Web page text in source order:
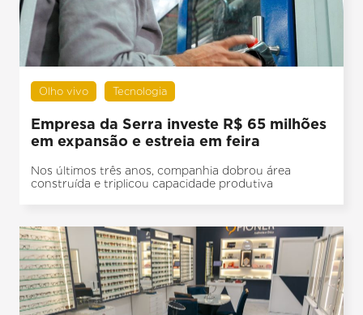
Olho vivo Tecnologia
Empresa da Serra investe R$ 65 milhões
em expansão e estreia em feira
Nos últimos três anos, companhia dobrou área
construída e triplicou capacidade produtiva